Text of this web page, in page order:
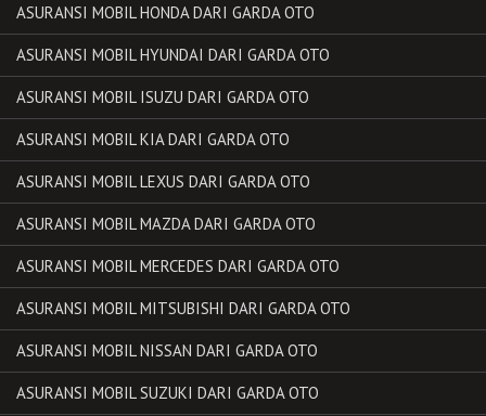
ASURANSI MOBIL HONDA DARI GARDA OTO
ASURANSI MOBIL HYUNDAI DARI GARDA OTO
ASURANSI MOBIL ISUZU DARI GARDA OTO
ASURANSI MOBIL KIA DARI GARDA OTO
ASURANSI MOBIL LEXUS DARI GARDA OTO
ASURANSI MOBIL MAZDA DARI GARDA OTO
ASURANSI MOBIL MERCEDES DARI GARDA OTO
ASURANSI MOBIL MITSUBISHI DARI GARDA OTO
ASURANSI MOBIL NISSAN DARI GARDA OTO
ASURANSI MOBIL SUZUKI DARI GARDA OTO